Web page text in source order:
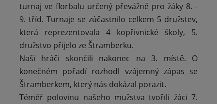
turnaj ve florbalu určený převážně pro žáky 8. -
9. tříd. Turnaje se zúčastnilo celkem 5 družstev,
která reprezentovala 4 kopřivnické školy, 5.
družstvo přijelo ze Štramberku.
Naši hráči skončili nakonec na 3. místě. O
konečném pořadí rozhodl vzájemný zápas se
Štramberkem, který nás dokázal porazit.
Téměř polovinu našeho mužstva tvořili žáci 7.